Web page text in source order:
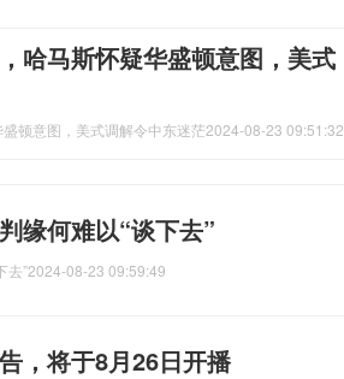
哈马斯怀疑华盛顿意图，美式
顿意图，美式调解令中东迷茫2024-08-23 09:51:32
缘何难以“谈下去”
去”2024-08-23 09:59:49
，将于8月26日开播